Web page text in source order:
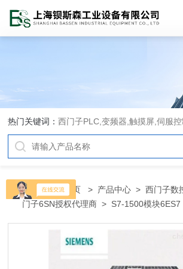
热门关键词：西门子PLC,变频器,触摸屏,伺服
当前位置：首页 > 产品中心 >西门子数
门子6SN授权代理商 > S7-1500模块6ES7